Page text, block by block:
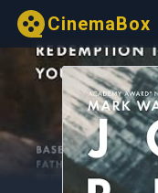
CinemaBox